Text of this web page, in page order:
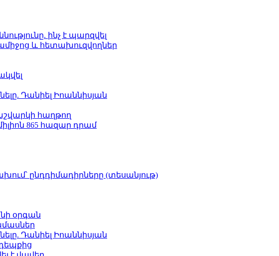
ինչ է պարզվել
և հետախուզվողներ
Դանիել Իոաննիսյան
հաղթող
865 հազար դրամ
ընդդիմադիրները (տեսանյութ)
օրգան
Դանիել Իոաննիսյան